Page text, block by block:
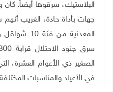
البلاستيك، سرقوها أيضاً.
جهات بأداة حادة، الغريب أنهم
الصغير ذي الأعوام العشرة،
في الأعياد والمناسبات المختلفة